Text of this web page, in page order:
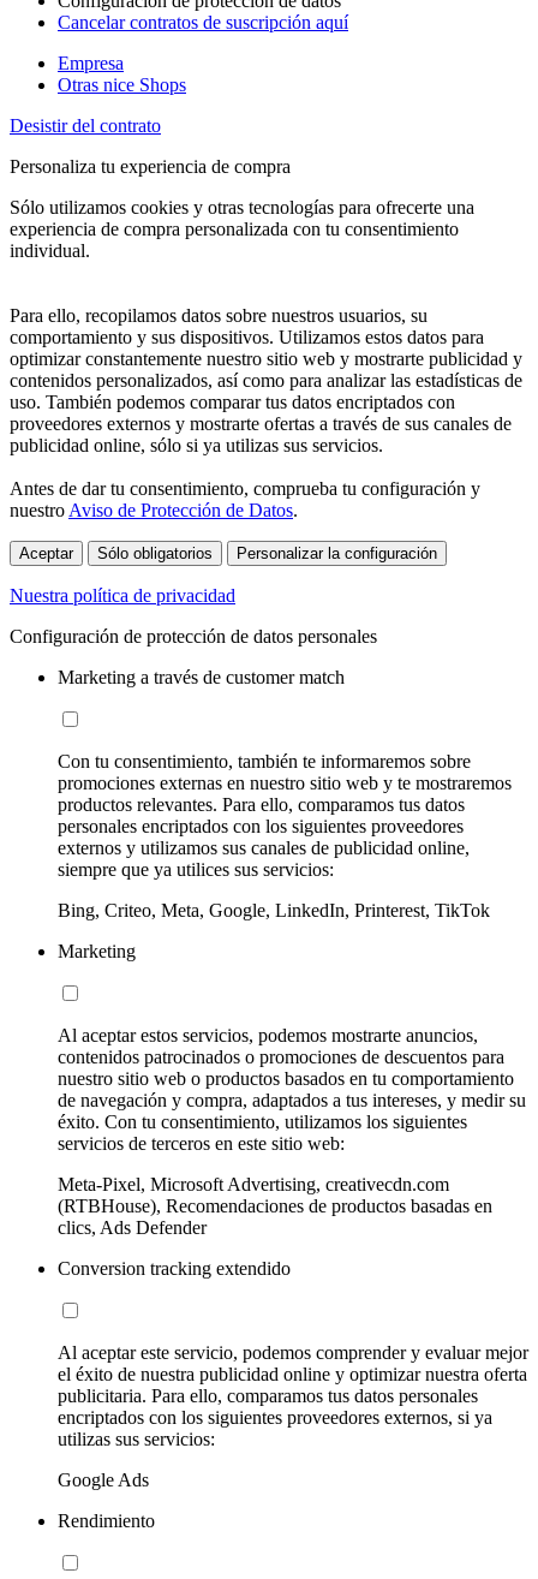
Cancelar contratos de suscripción aquí
Empresa
Otras nice Shops
Desistir del contrato
Personaliza tu experiencia de compra
Sólo utilizamos cookies y otras tecnologías para ofrecerte una
experiencia de compra personalizada con tu consentimiento
individual.
Para ello, recopilamos datos sobre nuestros usuarios, su
comportamiento y sus dispositivos. Utilizamos estos datos para
optimizar constantemente nuestro sitio web y mostrarte publicidad y
contenidos personalizados, así como para analizar las estadísticas de
uso. También podemos comparar tus datos encriptados con
proveedores externos y mostrarte ofertas a través de sus canales de
publicidad online, sólo si ya utilizas sus servicios.
Antes de dar tu consentimiento, comprueba tu configuración y
nuestro Aviso de Protección de Datos.
Aceptar Sólo obligatorios Personalizar la configuración
Nuestra política de privacidad
Configuración de protección de datos personales
Marketing a través de customer match
Con tu consentimiento, también te informaremos sobre
promociones externas en nuestro sitio web y te mostraremos
productos relevantes. Para ello, comparamos tus datos
personales encriptados con los siguientes proveedores
externos y utilizamos sus canales de publicidad online,
siempre que ya utilices sus servicios:
Bing, Criteo, Meta, Google, LinkedIn, Printerest, TikTok
Marketing
Al aceptar estos servicios, podemos mostrarte anuncios,
contenidos patrocinados o promociones de descuentos para
nuestro sitio web o productos basados en tu comportamiento
de navegación y compra, adaptados a tus intereses, y medir su
éxito. Con tu consentimiento, utilizamos los siguientes
servicios de terceros en este sitio web:
Meta-Pixel, Microsoft Advertising, creativecdn.com
(RTBHouse), Recomendaciones de productos basadas en
clics, Ads Defender
Conversion tracking extendido
Al aceptar este servicio, podemos comprender y evaluar mejor
el éxito de nuestra publicidad online y optimizar nuestra oferta
publicitaria. Para ello, comparamos tus datos personales
encriptados con los siguientes proveedores externos, si ya
utilizas sus servicios:
Google Ads
Rendimiento